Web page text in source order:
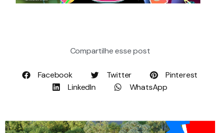
Compartilhe esse post
Facebook Twitter
Pinterest
LinkedIn
WhatsApp